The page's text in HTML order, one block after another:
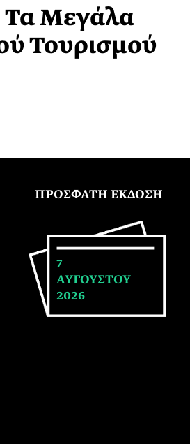
Μεγάλα
Τουρισμού
ΠΡΟΣΦΑΤΗ ΕΚΔΟΣΗ
7
ΑΥΓΟΥΣΤΟΥ
2026